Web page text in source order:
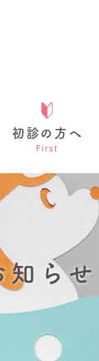
初診の方へ
First
知らせ